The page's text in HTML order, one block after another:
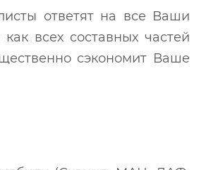
ответят на все Ваши
всех составных частей
сэкономит Ваше